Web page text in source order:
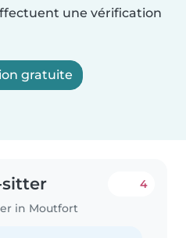
une vérification
gratuite
sitter
in Moutfort
4